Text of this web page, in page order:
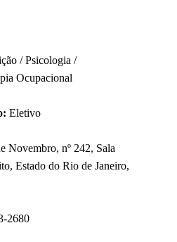
/ Psicologia /
Ocupacional
Eletivo
Novembro, nº 242, Sala
Estado do Rio de Janeiro,
2680